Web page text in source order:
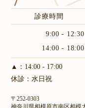
診療時間
9:00 - 12:30
14:00 - 18:00
▲：14:00 - 17:00
休診：水日祝
〒252-0303
神奈川県相模原市南区相模